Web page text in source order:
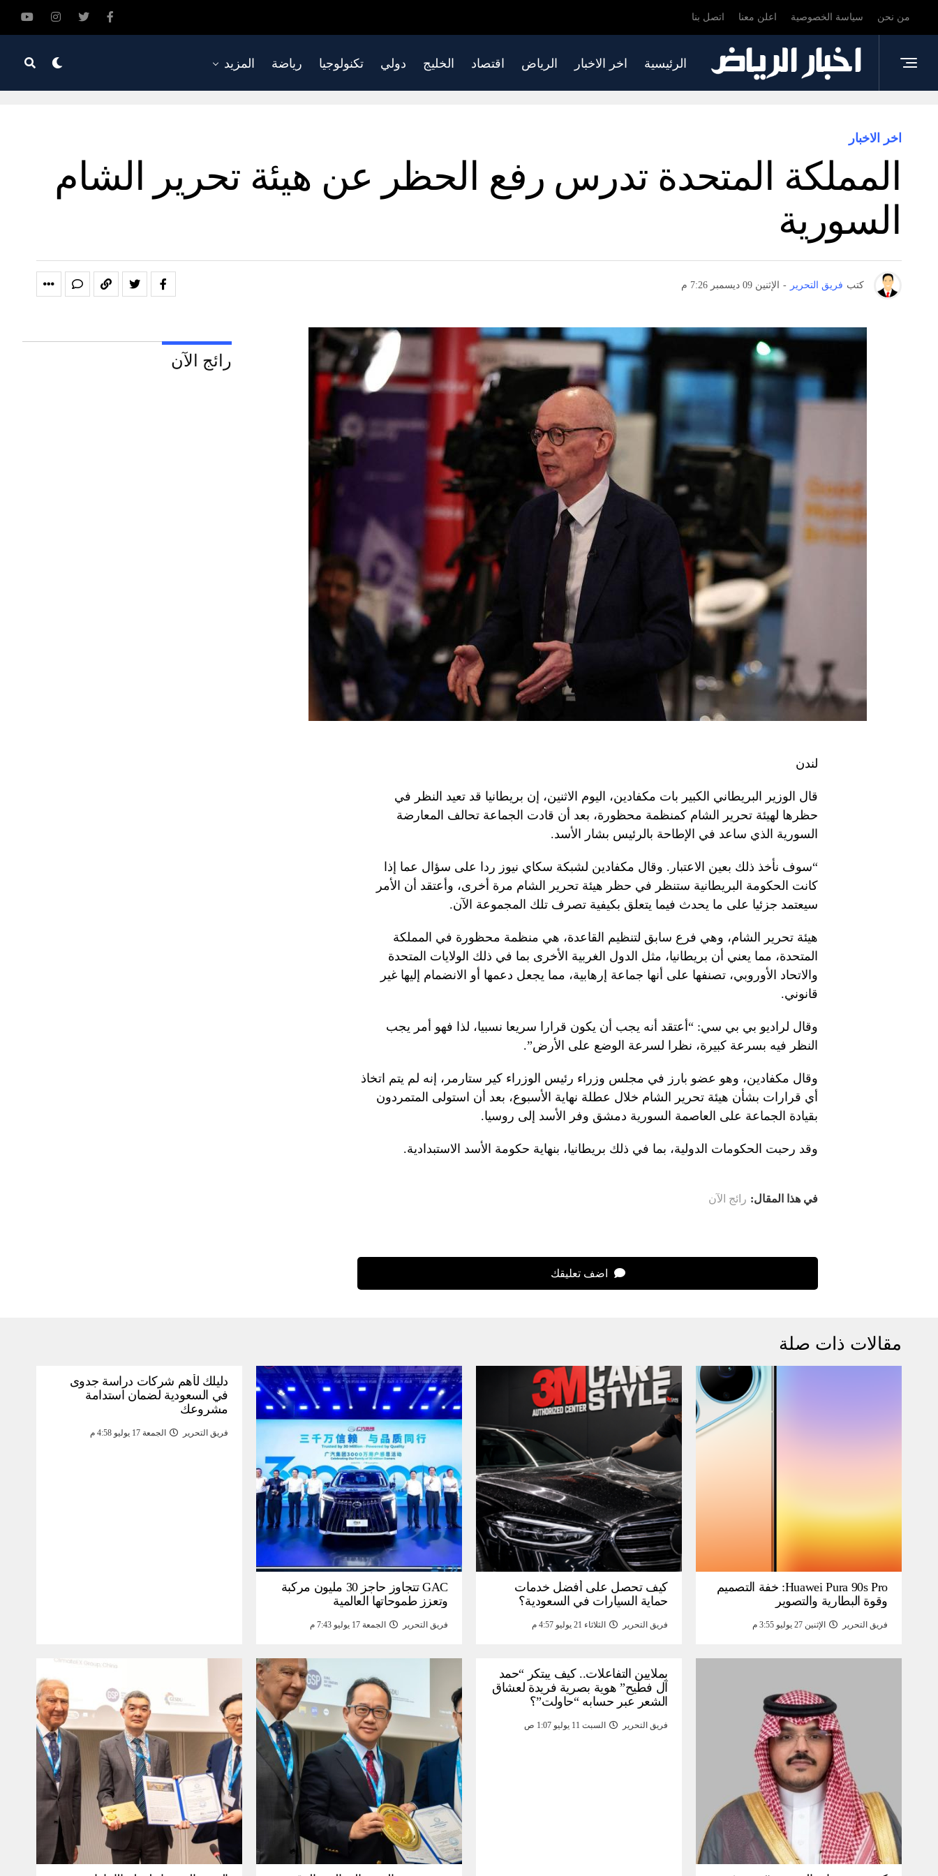
من نحن سياسة الخصوصية اعلن معنا اتصل بنا
الرئيسية اخر الاخبار الرياض اقتصاد الخليج دولي تكنولوجيا رياضة المزيد
اخر الاخبار
المملكة المتحدة تدرس رفع الحظر عن هيئة تحرير الشام
السورية
كتب فريق التحرير - الإثنين 09 ديسمبر 7:26 م
لندن
قال الوزير البريطاني الكبير بات مكفادين، اليوم الاثنين، إن بريطانيا قد تعيد النظر في
حظرها لهيئة تحرير الشام كمنظمة محظورة، بعد أن قادت الجماعة تحالف المعارضة
السورية الذي ساعد في الإطاحة بالرئيس بشار الأسد.
“سوف نأخذ ذلك بعين الاعتبار. وقال مكفادين لشبكة سكاي نيوز ردا على سؤال عما إذا
كانت الحكومة البريطانية ستنظر في حظر هيئة تحرير الشام مرة أخرى، وأعتقد أن الأمر
سيعتمد جزئيا على ما يحدث فيما يتعلق بكيفية تصرف تلك المجموعة الآن.
هيئة تحرير الشام، وهي فرع سابق لتنظيم القاعدة، هي منظمة محظورة في المملكة
المتحدة، مما يعني أن بريطانيا، مثل الدول الغربية الأخرى بما في ذلك الولايات المتحدة
والاتحاد الأوروبي، تصنفها على أنها جماعة إرهابية، مما يجعل دعمها أو الانضمام إليها غير
قانوني.
وقال لراديو بي بي سي: “أعتقد أنه يجب أن يكون قرارا سريعا نسبيا، لذا فهو أمر يجب
النظر فيه بسرعة كبيرة، نظرا لسرعة الوضع على الأرض”.
وقال مكفادين، وهو عضو بارز في مجلس وزراء رئيس الوزراء كير ستارمر، إنه لم يتم اتخاذ
أي قرارات بشأن هيئة تحرير الشام خلال عطلة نهاية الأسبوع، بعد أن استولى المتمردون
بقيادة الجماعة على العاصمة السورية دمشق وفر الأسد إلى روسيا.
وقد رحبت الحكومات الدولية، بما في ذلك بريطانيا، بنهاية حكومة الأسد الاستبدادية.
في هذا المقال: رائج الآن
اضف تعليقك
رائج الآن
مقالات ذات صلة
Huawei Pura 90s Pro: خفة التصميم
وقوة البطارية والتصوير
فريق التحرير الإثنين 27 يوليو 3:55 م
كيف تحصل على أفضل خدمات
حماية السيارات في السعودية؟
فريق التحرير الثلاثاء 21 يوليو 4:57 م
GAC تتجاوز حاجز 30 مليون مركبة
وتعزز طموحاتها العالمية
فريق التحرير الجمعة 17 يوليو 7:43 م
دليلك لأهم شركات دراسة جدوى
في السعودية لضمان استدامة
مشروعك
فريق التحرير الجمعة 17 يوليو 4:58 م
بملايين التفاعلات.. كيف يبتكر “حمد
آل فطيح” هوية بصرية فريدة لعشاق
الشعر عبر حسابه “حاولت”؟
فريق التحرير السبت 11 يوليو 1:07 ص